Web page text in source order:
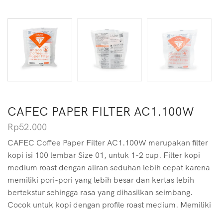
CAFEC PAPER FILTER AC1.100W
Rp52.000
CAFEC Coffee Paper Filter AC1.100W merupakan filter
kopi isi 100 lembar Size 01, untuk 1-2 cup. Filter kopi
medium roast dengan aliran seduhan lebih cepat karena
memiliki pori-pori yang lebih besar dan kertas lebih
bertekstur sehingga rasa yang dihasilkan seimbang.
Cocok untuk kopi dengan profile roast medium. Memiliki